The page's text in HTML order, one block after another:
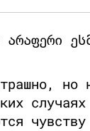
არაფერი
но